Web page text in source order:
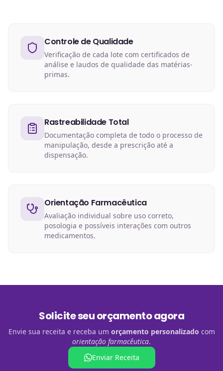
Controle de Qualidade
Verificação de cada lote com certificados de
análise e laudos de qualidade das matérias-
primas.
Rastreabilidade Total
Documentação completa de todo o processo de
manipulação, desde a prescrição até a
dispensação.
Orientação Farmacêutica
Avaliação individual sobre uso correto,
posologia e possíveis interações com outros
medicamentos.
Solicite seu orçamento agora
Envie sua receita e receba um orçamento personalizado com
orientação farmacêutica.
Enviar Receita